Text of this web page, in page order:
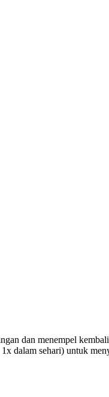
dan menempel
dalam sehari) untuk